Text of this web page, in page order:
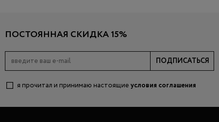
ПОСТОЯННАЯ СКИДКА 15%
ПОДПИСАТЬСЯ
я прочитал и принимаю настоящие условия соглашения